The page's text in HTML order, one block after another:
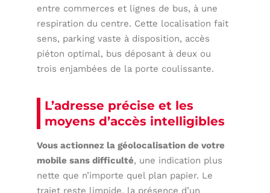
entre commerces et lignes de bus, à une
respiration du centre. Cette localisation fait
sens, parking vaste à disposition, accès
piéton optimal, bus déposant à deux ou
trois enjambées de la porte coulissante.
L’adresse précise et les
moyens d’accès intelligibles
Vous actionnez la géolocalisation de votre
mobile sans difficulté, une indication plus
nette que n’importe quel plan papier. Le
trajet reste limpide, la présence d’un